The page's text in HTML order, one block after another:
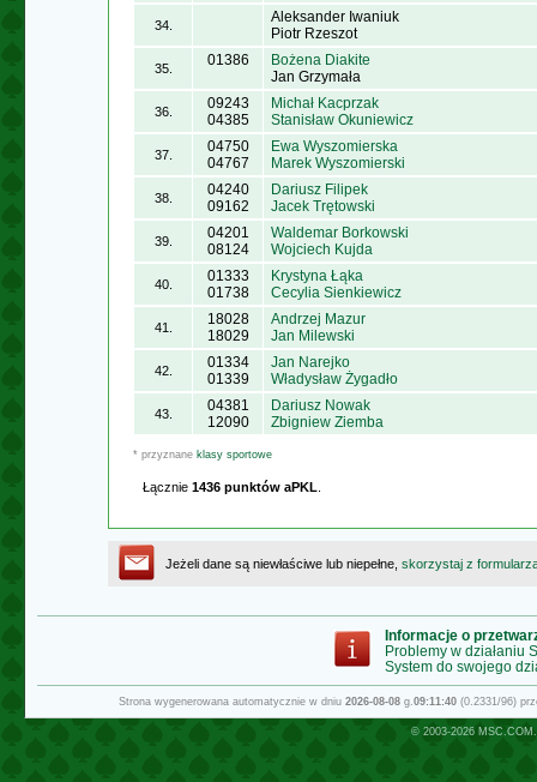
34.
Aleksander Iwaniuk
Piotr Rzeszot
35. 01386
Bożena Diakite
Jan Grzymała
36.
09243
04385
Michał Kacprzak
Stanisław Okuniewicz
37.
04750
04767
Ewa Wyszomierska
Marek Wyszomierski
38.
04240
09162
Dariusz Filipek
Jacek Trętowski
39.
04201
08124
Waldemar Borkowski
Wojciech Kujda
40.
01333
01738
Krystyna Łąka
Cecylia Sienkiewicz
41.
18028
18029
Andrzej Mazur
Jan Milewski
42.
01334
01339
Jan Narejko
Władysław Żygadło
43.
04381
12090
Dariusz Nowak
Zbigniew Ziemba
* przyznane klasy sportowe
Łącznie 1436 punktów aPKL
Jeżeli dane są niewłaściwe lub niepełne, skorzystaj z
Informacje o
Problemy w działaniu
System do swojego
Strona wygenerowana automatycznie w dniu 2026-08-08 g.09:11:40 (0.2331/96)
© 2003-2026